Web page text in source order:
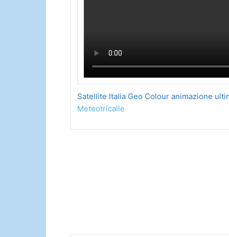
Satellite Italia Geo Colour animazione
Meteotricalle